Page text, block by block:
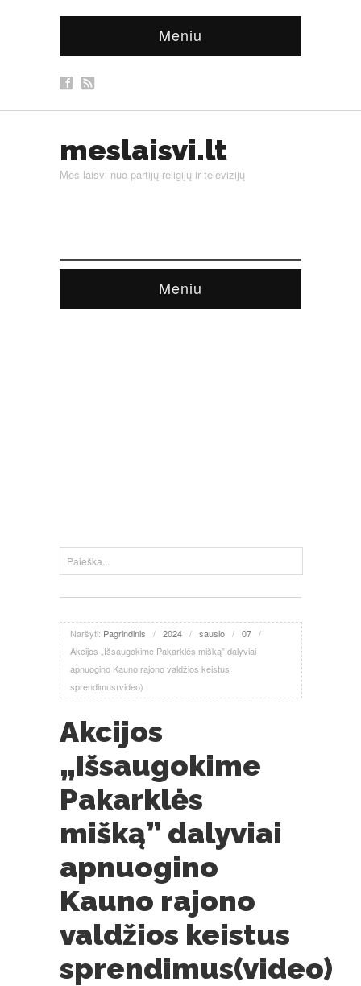
Meniu
meslaisvi.lt
Mes laisvi nuo partijų religijų ir televizijų
Meniu
Naršyti: Pagrindinis / 2024 / sausio / 07 /
Akcijos „Išsaugokime Pakarklės mišką” dalyviai
apnuogino Kauno rajono valdžios keistus
sprendimus(video)
Akcijos
„Išsaugokime
Pakarklės
mišką” dalyviai
apnuogino
Kauno rajono
valdžios keistus
sprendimus(video)